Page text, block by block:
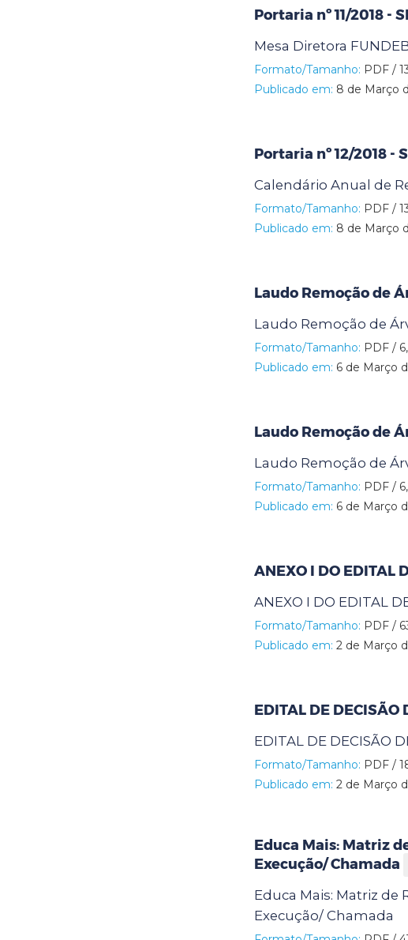
Portaria nº 11/2018 -
Mesa Diretora
Formato/Tamanho: PDF /
Publicado em: 8 de Março
Portaria nº 12/2018 -
Calendário Anual de
Formato/Tamanho: PDF /
Publicado em: 8 de Março
Laudo Remoção de
Laudo Remoção de
Formato/Tamanho: PDF /
Publicado em: 6 de Março
Laudo Remoção de
Laudo Remoção de
Formato/Tamanho: PDF /
Publicado em: 6 de Março
ANEXO I DO EDITAL
ANEXO I DO EDITAL
Formato/Tamanho: PDF /
Publicado em: 2 de Março
EDITAL DE DECISÃO
EDITAL DE DECISÃO
Formato/Tamanho: PDF /
Publicado em: 2 de Março
Educa Mais: Matriz
Execução/ Chamada
Educa Mais: Matriz de
Execução/ Chamada